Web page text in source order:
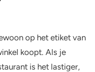
op het etiket van
koopt. Als je
is het lastiger,